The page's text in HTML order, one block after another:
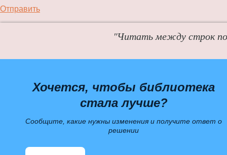
Отправить
"Читать между строк
Хочется, чтобы библиотека
стала лучше?
Сообщите, какие нужны изменения и получите ответ о
решении